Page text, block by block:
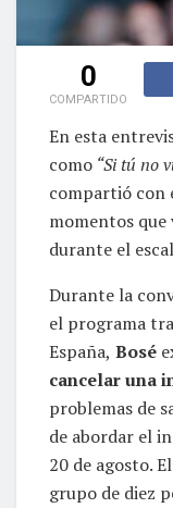
0
COMPARTIDO
En esta
como “Si tú no
compartió con
momentos que
durante el
Durante la
el programa
España, Bosé
cancelar una
problemas de
de abordar el
20 de agosto.
grupo de diez